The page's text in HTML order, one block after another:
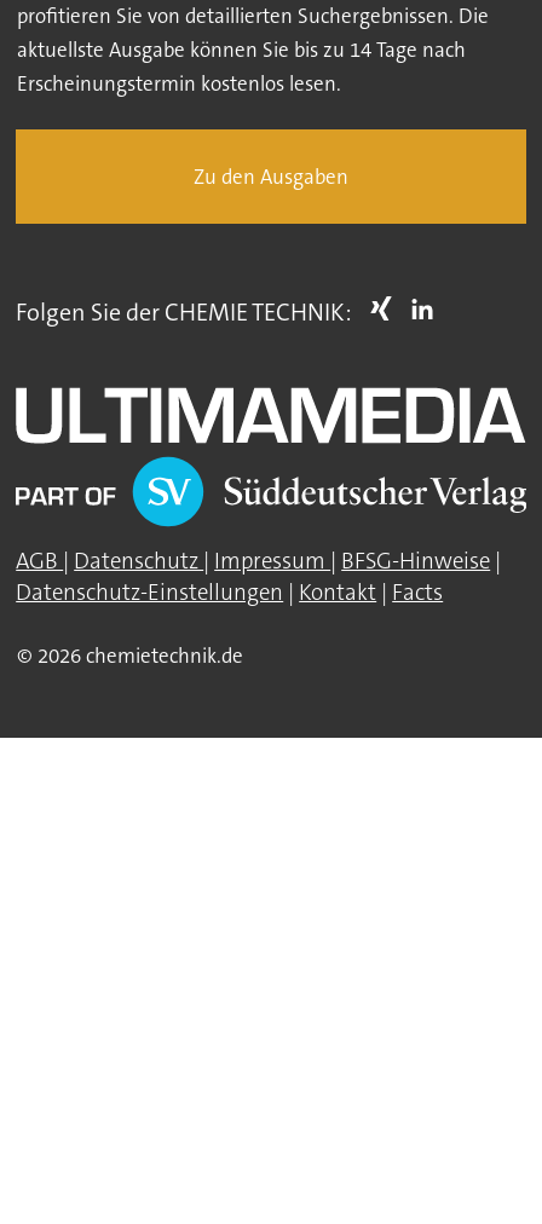
profitieren Sie von detaillierten Suchergebnissen. Die
aktuellste Ausgabe können Sie bis zu 14 Tage nach
Erscheinungstermin kostenlos lesen.
Zu den Ausgaben
Folgen Sie der CHEMIE TECHNIK:
AGB | Datenschutz | Impressum | BFSG-Hinweise |
Datenschutz-Einstellungen | Kontakt | Facts
© 2026 chemietechnik.de